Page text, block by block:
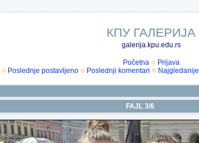
КПУ ГАЛЕРИЈА
galerija.kpu.edu.rs
Početna
Prijava
Poslednje postavljeno Poslednji komentari Najgledanije
FAJL 3/6